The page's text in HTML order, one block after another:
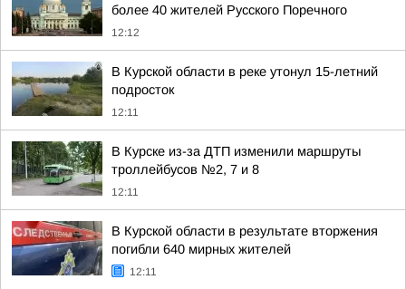
более 40 жителей Русского Поречного
12:12
В Курской области в реке утонул 15-летний
подросток
12:11
В Курске из-за ДТП изменили маршруты
троллейбусов №2, 7 и 8
12:11
В Курской области в результате вторжения
погибли 640 мирных жителей
12:11